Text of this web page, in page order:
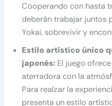
Cooperando con hasta
deberán trabajar juntos
Yokai, sobrevivir y
Estilo artístico único
japonés: El juego
aterradora con la
Para realzar la
presenta un estilo